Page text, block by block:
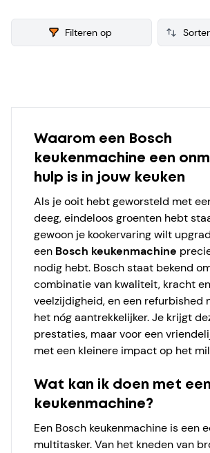
verkoop. Van iedere refurbished Bosch
verzamelen we ook consumenten
Filteren op
Waarom een Bosch
keukenmachine een
hulp is in jouw keuken
Als je ooit hebt geworsteld met
deeg, eindeloos groenten hebt
gewoon je kookervaring wilt
een Bosch keukenmachine
nodig hebt. Bosch staat bekend
combinatie van kwaliteit, kracht en
veelzijdigheid, en een refurbished
het nóg aantrekkelijker. Je krijgt
prestaties, maar voor een
met een kleinere impact op het
Wat kan ik doen met
keukenmachine?
Een Bosch keukenmachine is een
multitasker. Van het kneden van